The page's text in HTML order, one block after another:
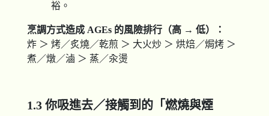
裕。
烹調方式造成 AGEs 的風險排行（高 → 低）：
炸 ＞ 烤／炙燒／乾煎 ＞ 大火炒 ＞ 烘焙／焗烤 ＞
煮／燉／滷 ＞ 蒸／汆燙
1.3 你吸進去／接觸到的「燃燒與煙